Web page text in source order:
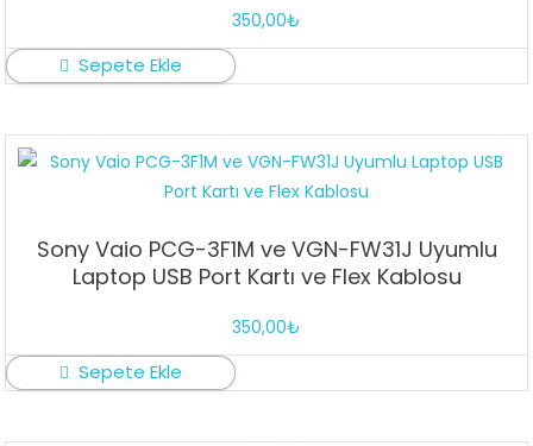
350,00₺
Sepete Ekle
Sony Vaio PCG-3F1M ve VGN-FW31J Uyumlu
Laptop USB Port Kartı ve Flex Kablosu
350,00₺
Sepete Ekle